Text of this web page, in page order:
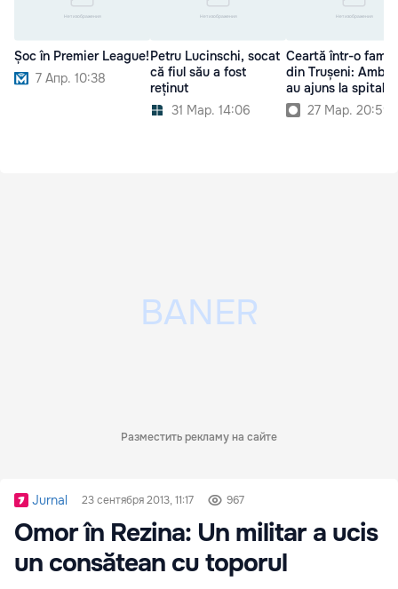
Șoc în Premier League!
7 Апр. 10:38
Petru Lucinschi, socat
că fiul său a fost
reținut
31 Мар. 14:06
Ceartă într-o
din Trușeni: Ambii
au ajuns la spital
27 Мар. 20:59
Разместить рекламу на сайте
Jurnal 23 сентября 2013, 11:17 967
Omor în Rezina: Un militar a ucis
un consătean cu toporul